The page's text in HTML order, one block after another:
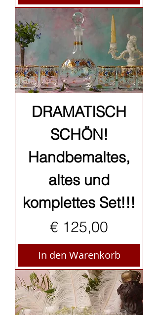
DRAMATISCH
SCHÖN!
Handbemaltes,
altes und
komplettes Set!!!
Preis
€ 125,00
In den Warenkorb